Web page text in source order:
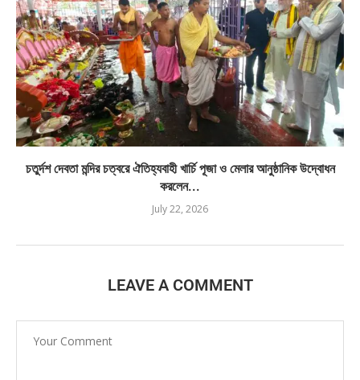
চতুর্দশ দেবতা মন্দির চত্বরে ঐতিহ্যবাহী খার্চি পূজা ও মেলার আনুষ্ঠানিক উদ্বোধন
করলেন...
July 22, 2026
LEAVE A COMMENT